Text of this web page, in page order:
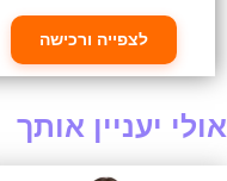
לצפייה ורכישה
אולי יעניין אותך